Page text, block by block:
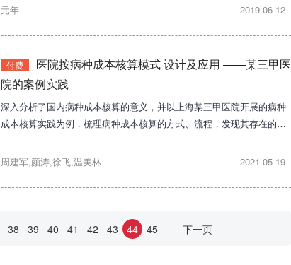
元年
2019-06-12
付费
医院按病种成本核算模式 设计及应用 ——某三甲医
院的案例实践
深入分析了国内病种成本核算的意义，并以上海某三甲医院开展的病种
成本核算实践为例，梳理病种成本核算的方式、流程，发现其存在的困
周建军,颜涛,徐飞,温美林
2021-05-19
38 39 40 41 42 43 44 45 下一页